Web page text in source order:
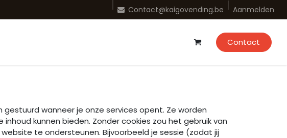
Contact@kaigovending.be Aanmelden
Contact
wanneer je onze services opent. Ze worden
kunnen bieden. Zonder cookies zou het gebruik van
te ondersteunen. Bijvoorbeeld je sessie (zodat jij